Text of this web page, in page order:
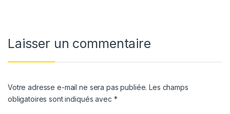
Laisser un commentaire
Votre adresse e-mail ne sera pas publiée. Les champs
obligatoires sont indiqués avec *